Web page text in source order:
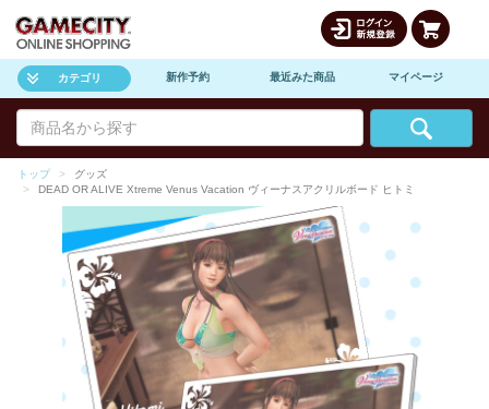
カテゴリ 新作予約 最近みた商品 マイページ
トップ
グッズ
DEAD OR ALIVE Xtreme Venus Vacation ヴィーナスアクリルボード ヒトミ